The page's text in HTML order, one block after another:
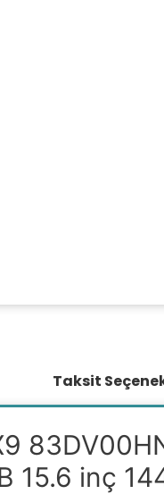
Taksit
15.6 inç